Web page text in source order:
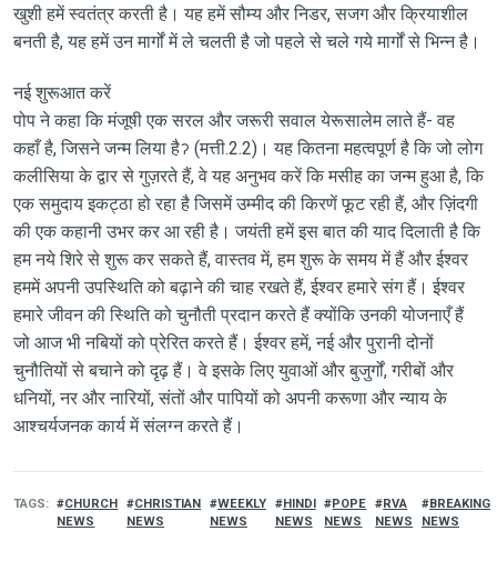
खुशी हमें स्वतंत्र करती है। यह हमें सौम्य और निडर, सजग और क्रियाशील
बनती है, यह हमें उन मार्गों में ले चलती है जो पहले से चले गये मार्गों से भिन्न है।
नई शुरूआत करें
पोप ने कहा कि मंजूषी एक सरल और जरूरी सवाल येरूसालेम लाते हैं- वह
कहाँ है, जिसने जन्म लिया हैॽ (मत्ती.2.2)। यह कितना महत्वपूर्ण है कि जो लोग
कलीसिया के द्वार से गुज़रते हैं, वे यह अनुभव करें कि मसीह का जन्म हुआ है, कि
एक समुदाय इकट्ठा हो रहा है जिसमें उम्मीद की किरणें फूट रही हैं, और ज़िंदगी
की एक कहानी उभर कर आ रही है। जयंती हमें इस बात की याद दिलाती है कि
हम नये शिरे से शुरू कर सकते हैं, वास्तव में, हम शुरू के समय में हैं और ईश्वर
हममें अपनी उपस्थिति को बढ़ाने की चाह रखते हैं, ईश्वर हमारे संग हैं। ईश्वर
हमारे जीवन की स्थिति को चुनौती प्रदान करते हैं क्योंकि उनकी योजनाएँ हैं
जो आज भी नबियों को प्रेरित करते हैं। ईश्वर हमें, नई और पुरानी दोनों
चुनौतियों से बचाने को दृढ़ हैं। वे इसके लिए युवाओं और बुजुर्गों, गरीबों और
धनियों, नर और नारियों, संतों और पापियों को अपनी करूणा और न्याय के
आश्चर्यजनक कार्य में संलग्न करते हैं।
TAGS
CHURCH
NEWS
CHRISTIAN
NEWS
WEEKLY
NEWS
HINDI
NEWS
POPE
NEWS
RVA
NEWS
BREAKING
NEWS